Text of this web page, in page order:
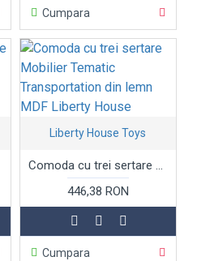
Cumpara
Liberty House Toys
Comoda cu trei sertare Mobilier Tematic Transportation din lemn MDF Liberty House
446,38 RON
Cumpara